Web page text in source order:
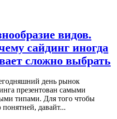
видов.
сайдинг иногда
сложно выбрать
день рынок
презентован самыми
типами. Для того чтобы
давайт...